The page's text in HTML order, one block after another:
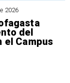
2026
del
el Campus